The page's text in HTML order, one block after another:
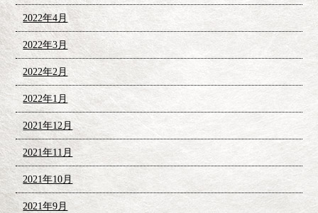
2022年4月
2022年3月
2022年2月
2022年1月
2021年12月
2021年11月
2021年10月
2021年9月